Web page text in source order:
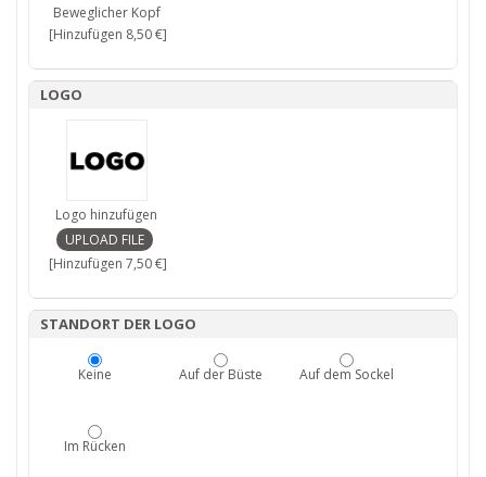
Beweglicher Kopf
[Hinzufügen 8,50 €]
LOGO
Logo hinzufügen
[Hinzufügen 7,50 €]
STANDORT DER LOGO
Keine Auf der Büste Auf dem Sockel
Im Rücken